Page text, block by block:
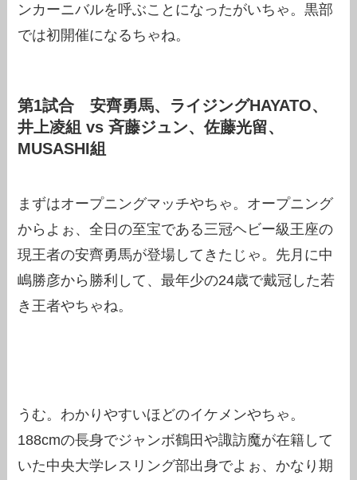
ンカーニバルを呼ぶことになったがいちゃ。黒部
では初開催になるちゃね。
第1試合 安齊勇馬、ライジングHAYATO、
井上凌組 vs 斉藤ジュン、佐藤光留、
MUSASHI組
まずはオープニングマッチやちゃ。オープニング
からよぉ、全日の至宝である三冠ヘビー級王座の
現王者の安齊勇馬が登場してきたじゃ。先月に中
嶋勝彦から勝利して、最年少の24歳で戴冠した若
き王者やちゃね。
うむ。わかりやすいほどのイケメンやちゃ。
188cmの長身でジャンボ鶴田や諏訪魔が在籍して
いた中央大学レスリング部出身でよぉ、かなり期